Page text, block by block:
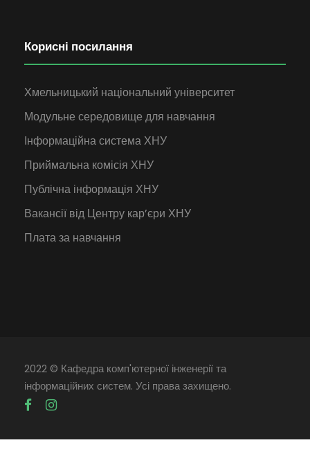
Корисні посилання
Хмельницький національний університет
Модульне середовище для навчання
Інформаційна система ХНУ
Приймальна комісія ХНУ
Публічна інформація ХНУ
Вакансії від Центру кар’єри ХНУ
Плата за навчання
2022 © Кафедра комп'ютерної інженерії та
інформаційних систем. Усі права захищено.